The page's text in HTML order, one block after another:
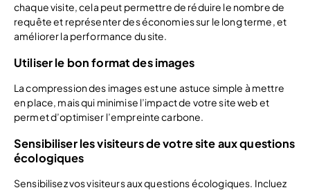
chaque visite, cela peut permettre de réduire le nombre de
requête et représenter des économies sur le long terme, et
améliorer la performance du site.
Utiliser le bon format des images
La compression des images est une astuce simple à mettre
en place, mais qui minimise l’impact de votre site web et
permet d’optimiser l’empreinte carbone.
Sensibiliser les visiteurs de votre site aux questions
écologiques
Sensibilisez vos visiteurs aux questions écologiques. Incluez